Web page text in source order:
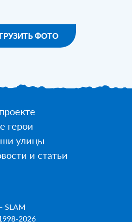
ФОТО
герои
улицы
и статьи
SLAM
2026